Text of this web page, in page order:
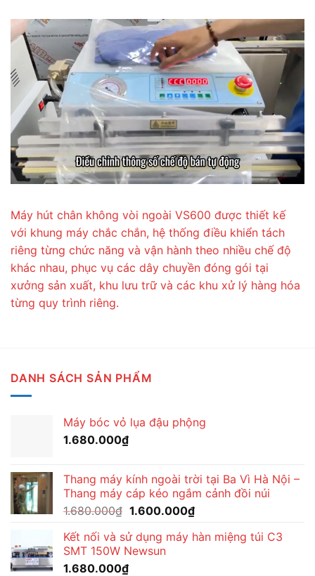
Máy hút chân không vòi ngoài VS600 được thiết kế
với khung máy chắc chắn, hệ thống điều khiển tách
riêng từng chức năng và vận hành theo nhiều chế độ
khác nhau, phục vụ các dây chuyền đóng gói tại
xưởng sản xuất, khu lưu trữ và các khu xử lý hàng hóa
từng quy trình riêng.
DANH SÁCH SẢN PHẨM
Máy bóc vỏ lụa đậu phộng
1.680.000₫
Thang máy kính ngoài trời tại Ba Vì Hà Nội –
Thang máy cáp kéo ngắm cảnh đồi núi
1.680.000₫ Giá
là:
1.680.000₫.
1.600.000₫Giá
tại
Kết nối và sử dụng máy hàn miệng túi C3
SMT 150W Newsun
1.680.000₫